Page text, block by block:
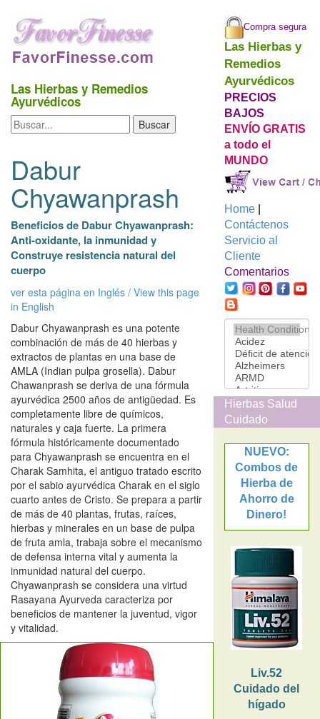
Las Hierbas y Remedios
Ayurvédicos
Dabur
Chyawanprash
Beneficios de Dabur Chyawanprash:
Anti-oxidante, la inmunidad y
Construye resistencia natural del
cuerpo
ver esta página en Inglés / View this page
in English
Dabur Chyawanprash es una potente
combinación de más de 40 hierbas y
extractos de plantas en una base de
AMLA (Indian pulpa grosella). Dabur
Chawanprash se deriva de una fórmula
ayurvédica 2500 años de antigüedad. Es
completamente libre de químicos,
naturales y caja fuerte. La primera
fórmula históricamente documentado
para Chyawanprash se encuentra en el
Charak Samhita, el antiguo tratado escrito
por el sabio ayurvédica Charak en el siglo
cuarto antes de Cristo. Se prepara a partir
de más de 40 plantas, frutas, raíces,
hierbas y minerales en un base de pulpa
de fruta amla, trabaja sobre el mecanismo
de defensa interna vital y aumenta la
inmunidad natural del cuerpo.
Chyawanprash se considera una virtud
Rasayana Ayurveda caracteriza por
beneficios de mantener la juventud, vigor
y vitalidad.
Compra segura
Las Hierbas y
Remedios
Ayurvédicos
PRECIOS
BAJOS
ENVÍO GRATIS
a todo el
MUNDO
Home|
Contáctenos
Servicio al
Cliente
Comentarios
Hierbas Salud
Cuidado
NUEVO:
Combos de
Hierba de
Ahorro de
Dinero!
Liv.52
Cuidado del
hígado